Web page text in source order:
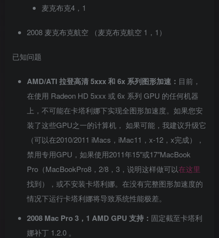
麦克布克4，1
2008 麦克布克航空 （麦克布克航空 1，1）
已知问题
AMD/ATI 拉登高清 5xxx 和 6x 系列图形加速： 目前，
在使用 Radeon HD 5xxx 或 6x 系列 GPU 的任何机器
上，不可能在卡塔利娜下实现全图形加速度。如果您安
装了这些GPU之一的计算机， 如果可能，我建议升级它
（可以在2010/2011 iMacs，iMac11，x-12，x完成），
禁用专用GPU，如果使用2011年15″或17″MacBook
Pro（MacBookPro8，2/8，3，说明这样做可以在这里
找到），或不安装卡塔利娜。在没有完整图形加速度的
情况下运行卡塔利娜将导致系统性能极差。
2008 Mac Pro 3，1 AMD GPU 支持： 固定截至卡塔利
娜补丁 1.2.0 。